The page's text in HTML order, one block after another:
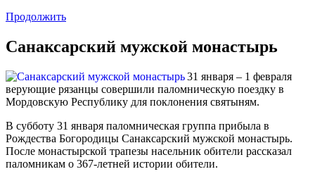
Продолжить
Санаксарский мужской монастырь
31 января – 1 февраля
верующие рязанцы совершили паломническую поездку в
Мордовскую Республику для поклонения святыням.
В субботу 31 января паломническая группа прибыла в
Рождества Богородицы Санаксарский мужской монастырь.
После монастырской трапезы насельник обители рассказал
паломникам о 367-летней истории обители.